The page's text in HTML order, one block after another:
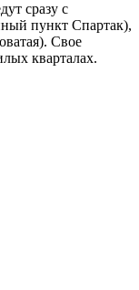
сразу с
пункт Спартак),
Свое
кварталах.